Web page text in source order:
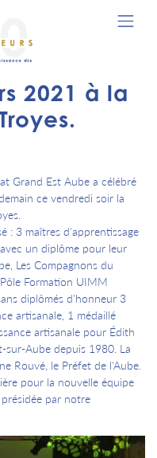
2021 à la
Grand Est Aube a célébré
ce vendredi soir la
: 3 maîtres d'apprentissage
un diplôme pour leur
Les Compagnons du
Formation UIMM
diplômés d'honneur 3
artisanale, 1 médaillé
artisanale pour Édith
Aube depuis 1980. La
Rouvé, le Préfet de l'Aube.
pour la nouvelle équipe
par notre